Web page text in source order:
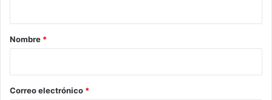
r
*
Nombre *
Correo electrónico *